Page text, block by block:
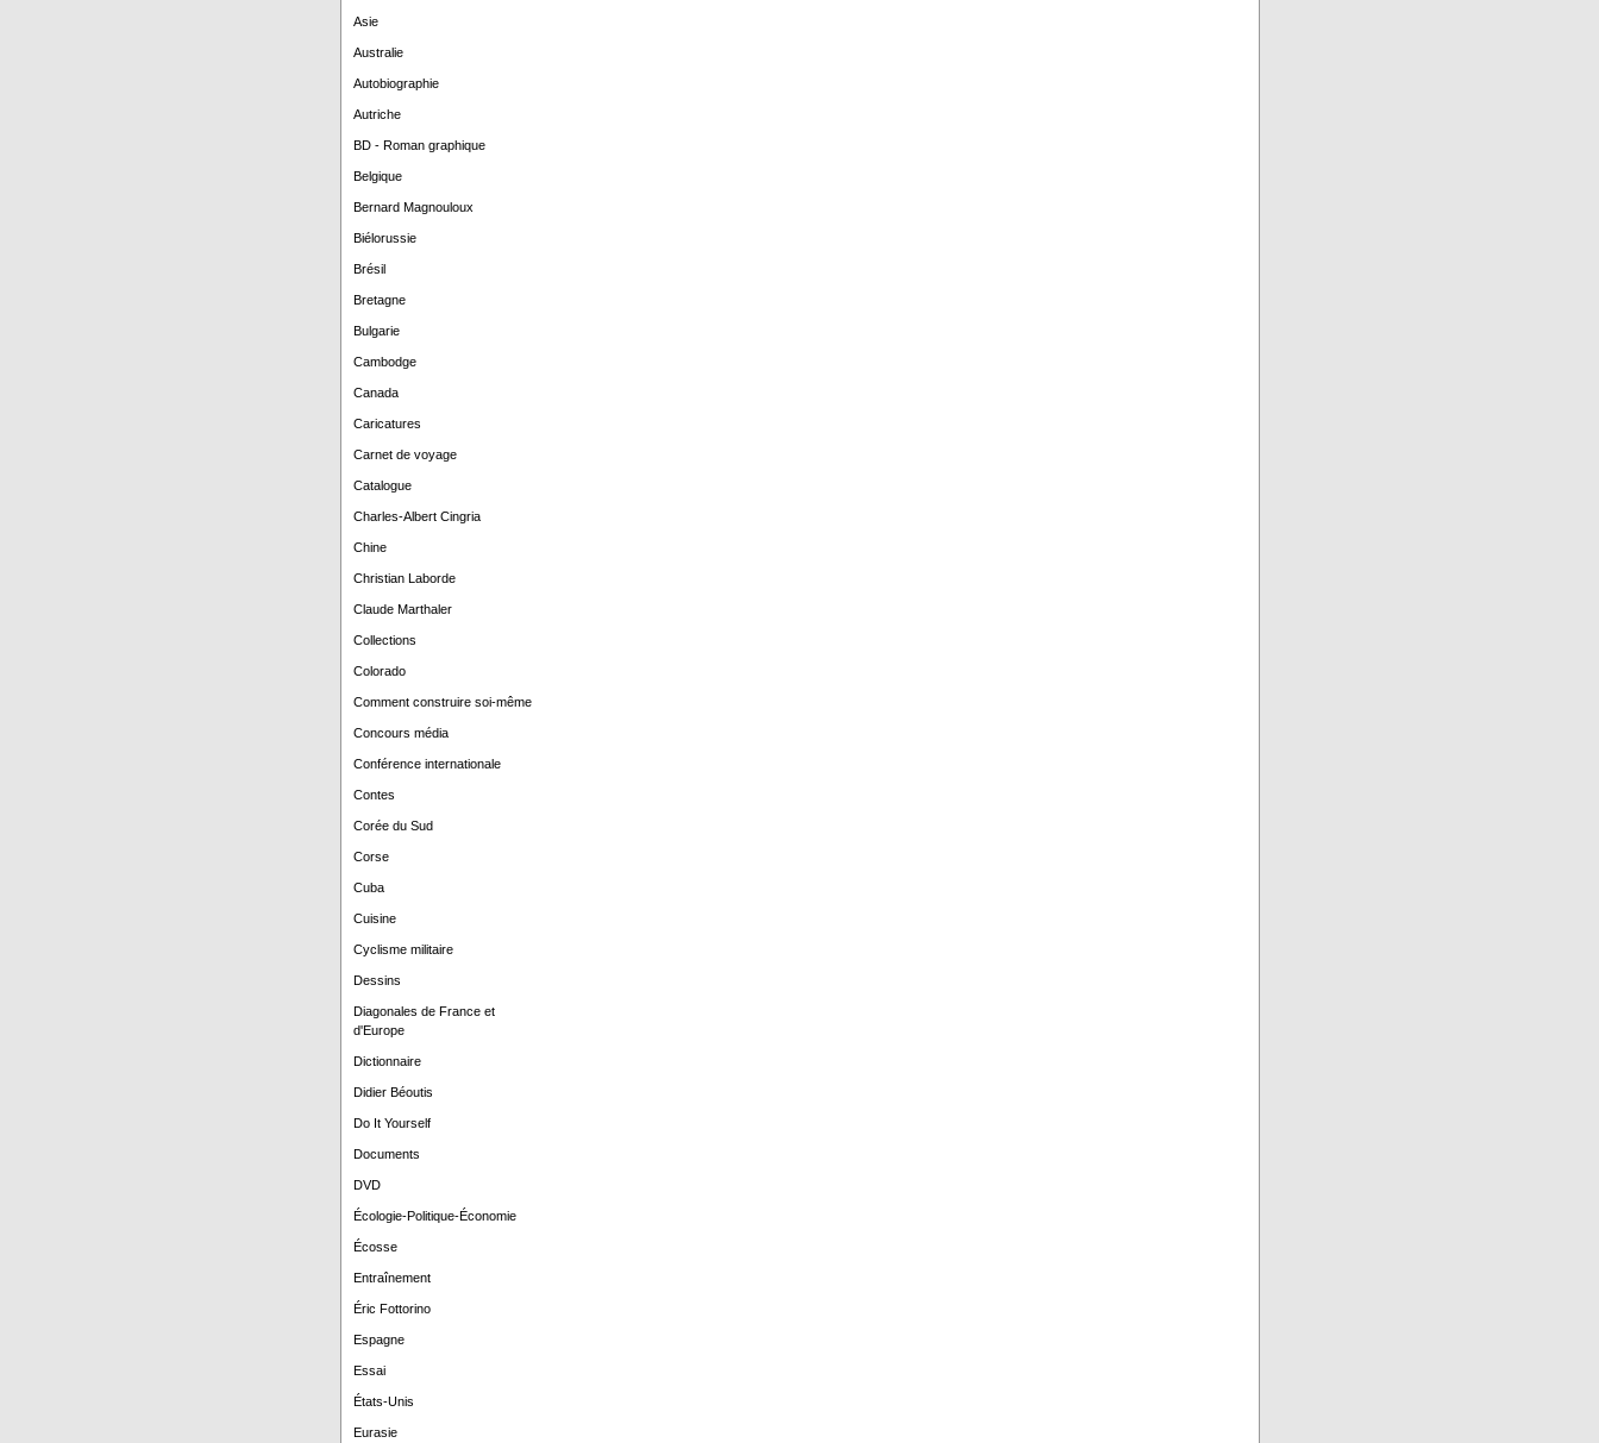
Asie
Australie
Autobiographie
Autriche
BD - Roman graphique
Belgique
Bernard Magnouloux
Biélorussie
Brésil
Bretagne
Bulgarie
Cambodge
Canada
Caricatures
Carnet de voyage
Catalogue
Charles-Albert Cingria
Chine
Christian Laborde
Claude Marthaler
Collections
Colorado
Comment construire soi-même
Concours média
Conférence internationale
Contes
Corée du Sud
Corse
Cuba
Cuisine
Cyclisme militaire
Dessins
Diagonales de France et
d'Europe
Dictionnaire
Didier Béoutis
Do It Yourself
Documents
DVD
Écologie-Politique-Économie
Écosse
Entraînement
Éric Fottorino
Espagne
Essai
États-Unis
Eurasie